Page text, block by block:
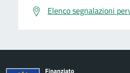
Elenco segnalazioni